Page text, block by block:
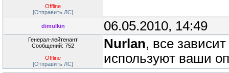
Offline
[Отправить ЛС]
dimulkin 06.05.2010, 14:49
Генерал-лейтенант
Сообщений: 752
Offline
[Отправить ЛС]
Nurlan, все
используют ваши